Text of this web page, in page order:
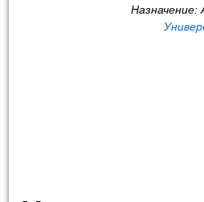
Назначение: